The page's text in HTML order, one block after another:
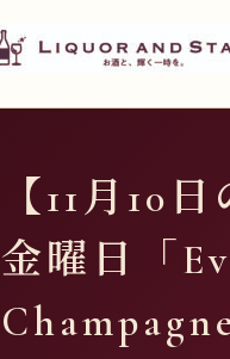
LIQUOR AND
界のリカーショップ
【11月10
金曜日「